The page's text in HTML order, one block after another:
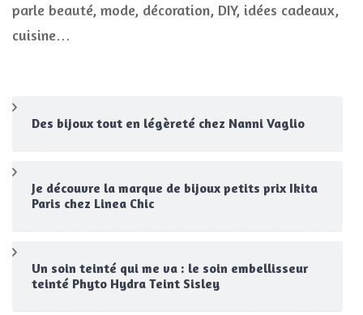
parle beauté, mode, décoration, DIY, idées cadeaux,
cuisine…
Des bijoux tout en légèreté chez Nanni Vaglio
Je découvre la marque de bijoux petits prix Ikita
Paris chez Linea Chic
Un soin teinté qui me va : le soin embellisseur
teinté Phyto Hydra Teint Sisley